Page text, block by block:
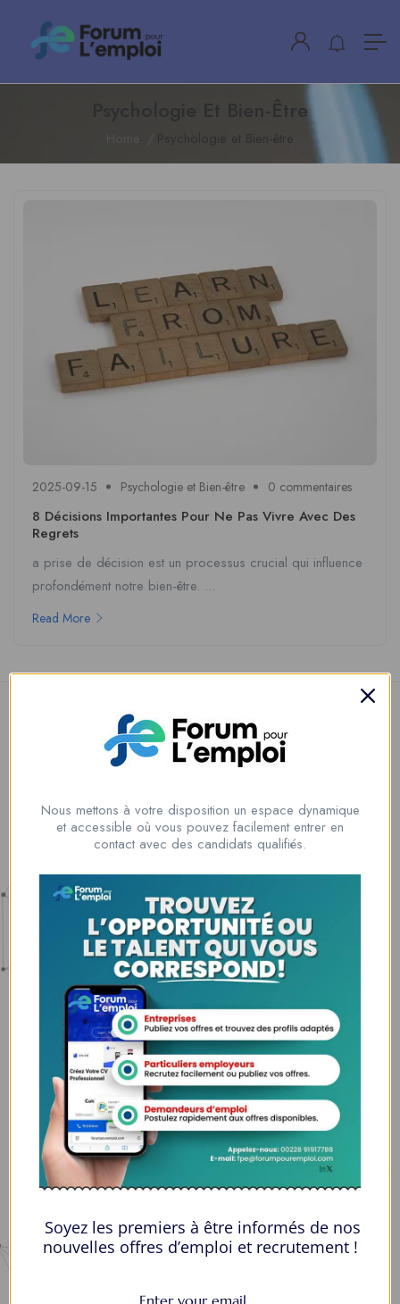
Psychologie Et Bien-Être
Psychologie et Bien-être
2025-09-15 Psychologie et Bien-être 0 commentaires
8 Décisions Importantes Pour Ne Pas Vivre Avec Des
Regrets
a prise de décision est un processus crucial qui influence
profondément notre bien-être. ...
Read More
Nous contacter
00228 91917788
la solution idéale pour tous ceux qui cherchent à se connecter au
monde du travail. Que vous soyez à la recherche d’une nouvelle
opportunité professionnelle ou que vous souhaitiez recruter les meilleurs
Lome, Togo
fpe@forumpouremploi.com / 0022891917788
Espaces Candidats
Parcourir les Candidats
Tableau de Bord
Mes Favoris
Nous mettons à votre disposition un espace dynamique
et accessible où vous pouvez facilement entrer en
contact avec des candidats qualifiés.
Soyez les premiers à être informés de nos
nouvelles offres d’emploi et recrutement !